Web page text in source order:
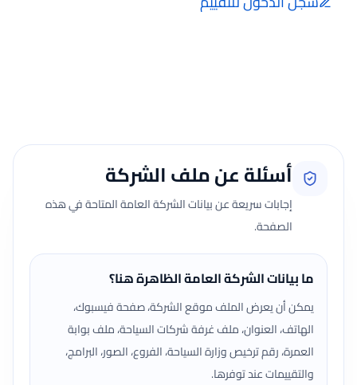
أسئلة عن ملف الشركة
إجابات سريعة عن بيانات الشركة العامة المتاحة في هذه
الصفحة.
ما بيانات الشركة العامة الظاهرة هنا؟
يمكن أن يعرض الملف موقع الشركة، صفحة فيسبوك،
الهاتف، العنوان، ملف غرفة شركات السياحة، ملف بوابة
العمرة، رقم ترخيص وزارة السياحة، الفروع، الصور، البرامج،
والتقييمات عند توفرها.